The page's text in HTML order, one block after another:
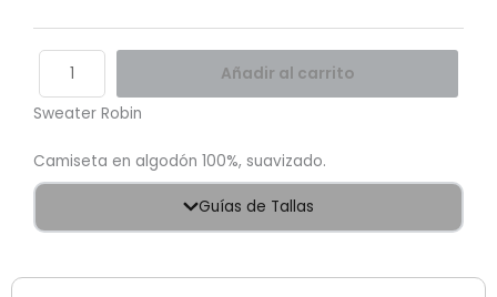
Añadir al carrito
Sweater Robin
Camiseta en algodón 100%, suavizado.
Guías de Tallas